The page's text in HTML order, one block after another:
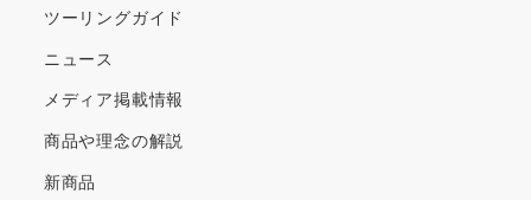
ツーリングガイド
ニュース
メディア掲載情報
商品や理念の解説
新商品